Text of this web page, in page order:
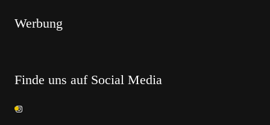
Werbung
Finde uns auf Social Media